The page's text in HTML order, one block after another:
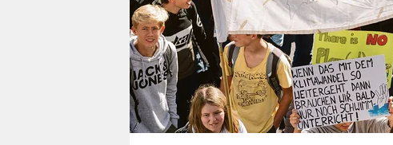
shop
fragen & hilfe
unterstützen
abo
genossenschaft